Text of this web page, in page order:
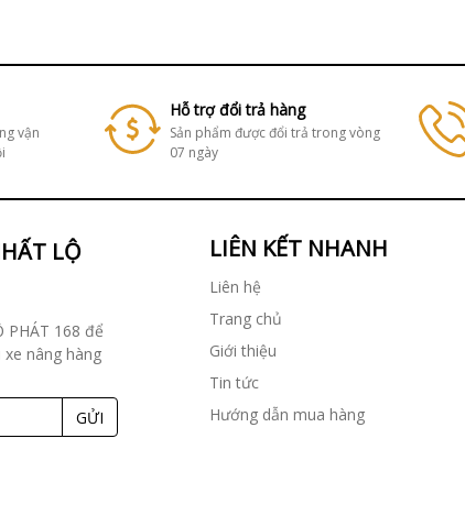
vận
Hỗ trợ đổi trả hàng
Sản phẩm được đổi trả trong vòng
07 ngày
LỘ
PHÁT 168 để
nâng hàng
GỬI
LIÊN KẾT NHANH
Liên hệ
Trang chủ
Giới thiệu
Tin tức
Hướng dẫn mua hàng